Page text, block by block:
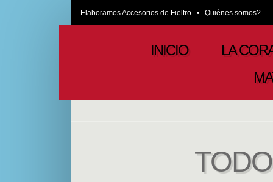
Elaboramos Accesorios de Fieltro • Quiénes somos?
INICIO
LA